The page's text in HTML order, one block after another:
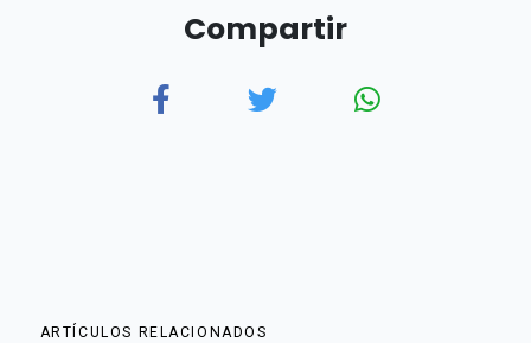
Compartir
ARTÍCULOS RELACIONADOS